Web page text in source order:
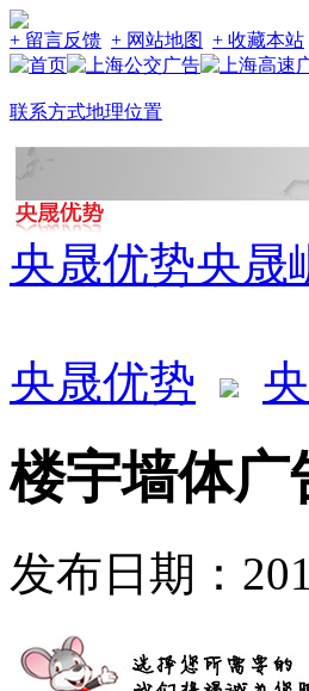
+ 留言反馈 + 网站地图 + 收藏本站
联系方式地理位置
央晟优势央晟
央晟优势
楼宇墙体广
发布日期：